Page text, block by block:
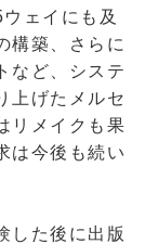
ェイにも及
構築、さらに
など、システ
上げたメルセ
リメイクも果
は今後も続い
した後に出版